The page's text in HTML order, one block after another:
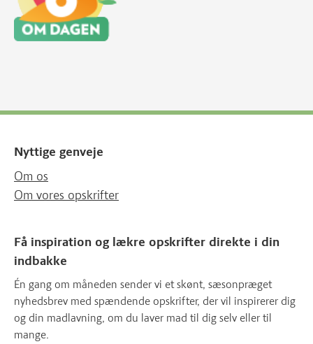
Nyttige genveje
Om os
Om vores opskrifter
Få inspiration og lækre opskrifter direkte i din
indbakke
Én gang om måneden sender vi et skønt, sæsonpræget
nyhedsbrev med spændende opskrifter, der vil inspirerer dig
og din madlavning, om du laver mad til dig selv eller til
mange.